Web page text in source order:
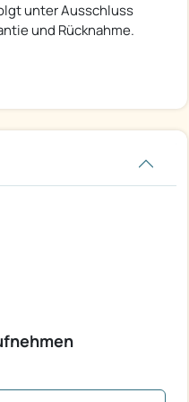
unter Ausschluss
und Rücknahme.